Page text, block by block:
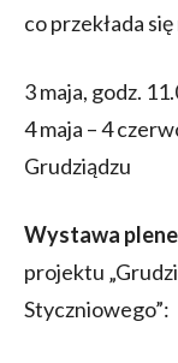
co przekłada
3 maja, godz.
4 maja – 4
Grudziądzu
Wystawa
projektu
Styczniowego”: